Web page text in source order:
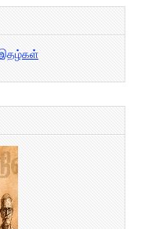
இதழ்கள்